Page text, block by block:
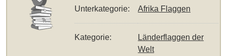
Unterkategorie: Afrika Flaggen
Kategorie:
Länderflaggen der
Welt